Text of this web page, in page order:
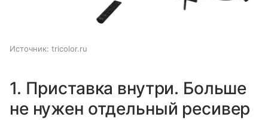
Источник: tricolor.ru
1. Приставка внутри. Больше
не нужен отдельный ресивер